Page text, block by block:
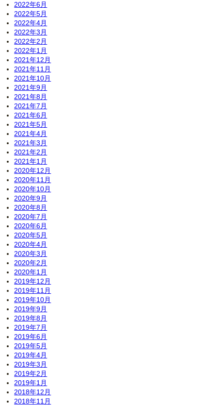
2022年6月
2022年5月
2022年4月
2022年3月
2022年2月
2022年1月
2021年12月
2021年11月
2021年10月
2021年9月
2021年8月
2021年7月
2021年6月
2021年5月
2021年4月
2021年3月
2021年2月
2021年1月
2020年12月
2020年11月
2020年10月
2020年9月
2020年8月
2020年7月
2020年6月
2020年5月
2020年4月
2020年3月
2020年2月
2020年1月
2019年12月
2019年11月
2019年10月
2019年9月
2019年8月
2019年7月
2019年6月
2019年5月
2019年4月
2019年3月
2019年2月
2019年1月
2018年12月
2018年11月